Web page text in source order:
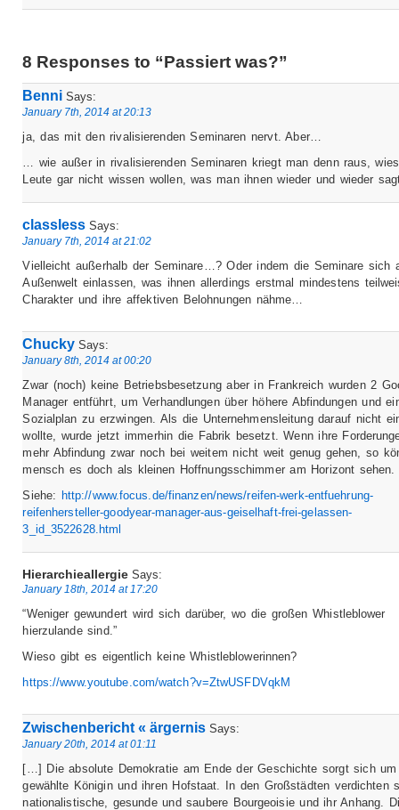
8 Responses to “Passiert was?”
Benni Says:
January 7th, 2014 at 20:13
ja, das mit den rivalisierenden Seminaren nervt. Aber…
… wie außer in rivalisierenden Seminaren kriegt man denn raus,
Leute gar nicht wissen wollen, was man ihnen wieder und wieder
classless Says:
January 7th, 2014 at 21:02
Vielleicht außerhalb der Seminare…? Oder indem die Seminare sich
Außenwelt einlassen, was ihnen allerdings erstmal mindestens
Charakter und ihre affektiven Belohnungen nähme…
Chucky Says:
January 8th, 2014 at 00:20
Zwar (noch) keine Betriebsbesetzung aber in Frankreich wurden 2
Manager entführt, um Verhandlungen über höhere Abfindungen und
Sozialplan zu erzwingen. Als die Unternehmensleitung darauf nicht
wollte, wurde jetzt immerhin die Fabrik besetzt. Wenn ihre
mehr Abfindung zwar noch bei weitem nicht weit genug gehen, so
mensch es doch als kleinen Hoffnungsschimmer am Horizont sehen.
Siehe: http://www.focus.de/finanzen/news/reifen-werk-entfuehrung-
reifenhersteller-goodyear-manager-aus-geiselhaft-frei-gelassen-
3_id_3522628.html
Hierarchieallergie Says:
January 18th, 2014 at 17:20
“Weniger gewundert wird sich darüber, wo die großen Whistleblower
hierzulande sind.”
Wieso gibt es eigentlich keine Whistleblowerinnen?
https://www.youtube.com/watch?v=ZtwUSFDVqkM
Zwischenbericht « ärgernis Says:
January 20th, 2014 at 01:11
[…] Die absolute Demokratie am Ende der Geschichte sorgt sich
gewählte Königin und ihren Hofstaat. In den Großstädten verdichten
nationalistische, gesunde und saubere Bourgeoisie und ihr Anhang.